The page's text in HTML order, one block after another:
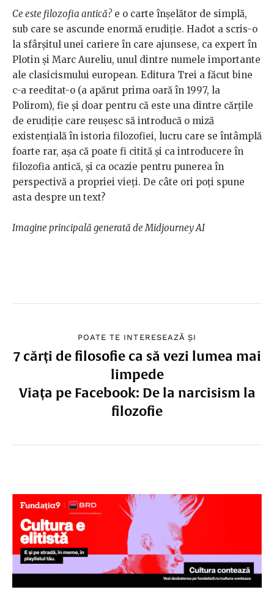
Ce este filozofia antică? e o carte înșelător de simplă,
sub care se ascunde enormă erudiție. Hadot a scris-o
la sfârșitul unei cariere în care ajunsese, ca expert în
Plotin și Marc Aureliu, unul dintre numele importante
ale clasicismului european. Editura Trei a făcut bine
c-a reeditat-o (a apărut prima oară în 1997, la
Polirom), fie și doar pentru că este una dintre cărțile
de erudiție care reușesc să introducă o miză
existențială în istoria filozofiei, lucru care se întâmplă
foarte rar, așa că poate fi citită și ca introducere în
filozofia antică, și ca ocazie pentru punerea în
perspectivă a propriei vieți. De câte ori poți spune
asta despre un text?
Imagine principală generată de Midjourney AI
POATE TE INTERESEAZĂ ȘI
7 cărți de filosofie ca să vezi lumea mai
limpede
Viața pe Facebook: De la narcisism la
filozofie